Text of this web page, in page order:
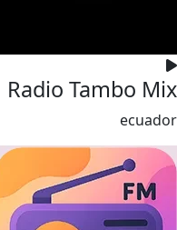
Radio Tambo Mix
ecuador